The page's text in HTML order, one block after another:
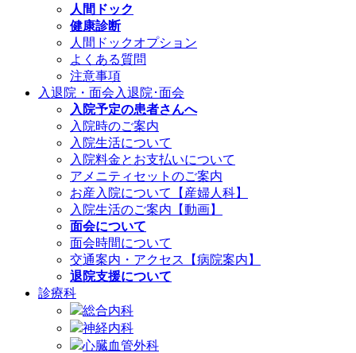
人間ドック
健康診断
人間ドックオプション
よくある質問
注意事項
入退院・面会 入退院･面会
入院予定の患者さんへ
入院時のご案内
入院生活について
入院料金とお支払いについて
アメニティセットのご案内
お産入院について【産婦人科】
入院生活のご案内【動画】
面会について
面会時間について
交通案内・アクセス【病院案内】
退院支援について
診療科
総合内科
神経内科
心臓血管外科